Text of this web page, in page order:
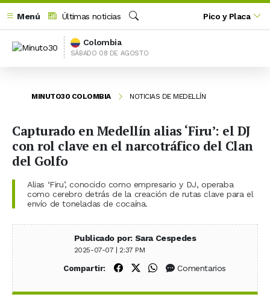
Menú
Últimas noticias
Buscar
Pico y Placa
Colombia
SÁBADO 08 DE AGOSTO
MINUTO30 COLOMBIA NOTICIAS DE MEDELLÍN
Capturado en Medellín alias ‘Firu’: el DJ
con rol clave en el narcotráfico del Clan
del Golfo
Alias ‘Firu’, conocido como empresario y DJ, operaba
como cerebro detrás de la creación de rutas clave para el
envío de toneladas de cocaína.
Publicado por: Sara Cespedes
2025-07-07 | 2:37 PM
Compartir: Compartir en Facebook
Compartir en X (Twitter)
Compartir en WhatsApp
Comentarios